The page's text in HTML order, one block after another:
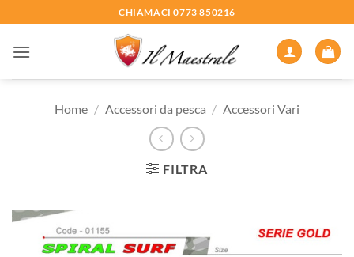
ai
contenuti
CHIAMACI 0773 850216
Home / Accessori da pesca / Accessori Vari
FILTRA